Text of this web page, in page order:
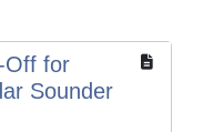
Off for
Sounder